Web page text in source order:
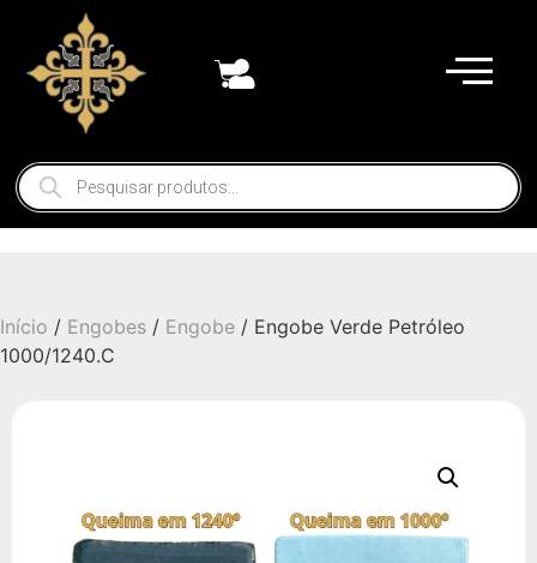
Início / Engobes / Engobe / Engobe Verde Petróleo
1000/1240.C